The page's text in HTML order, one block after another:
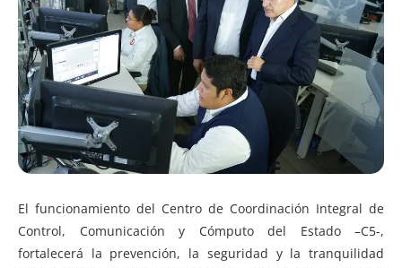
El funcionamiento del Centro de Coordinación Integral de
Control, Comunicación y Cómputo del Estado –C5-,
fortalecerá la prevención, la seguridad y la tranquilidad